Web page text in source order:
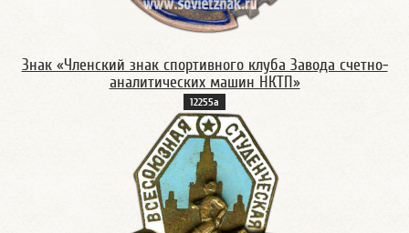
Знак «Членский знак спортивного клуба Завода счетно-
аналитических машин НКТП»
12255а